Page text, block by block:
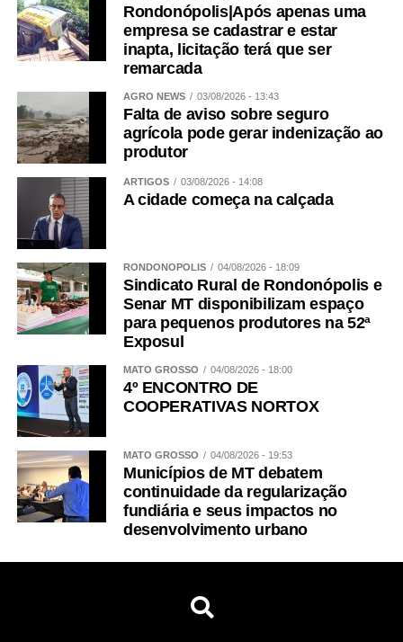
Rondonópolis|Após apenas uma
empresa se cadastrar e estar
inapta, licitação terá que ser
remarcada
AGRO NEWS 03/08/2026 - 13:43
Falta de aviso sobre seguro
agrícola pode gerar indenização ao
produtor
ARTIGOS 03/08/2026 - 14:08
A cidade começa na calçada
RONDONÓPOLIS 04/08/2026 - 18:09
Sindicato Rural de Rondonópolis e
Senar MT disponibilizam espaço
para pequenos produtores na 52ª
Exposul
MATO GROSSO 04/08/2026 - 18:00
4º ENCONTRO DE
COOPERATIVAS NORTOX
MATO GROSSO 04/08/2026 - 19:53
Municípios de MT debatem
continuidade da regularização
fundiária e seus impactos no
desenvolvimento urbano